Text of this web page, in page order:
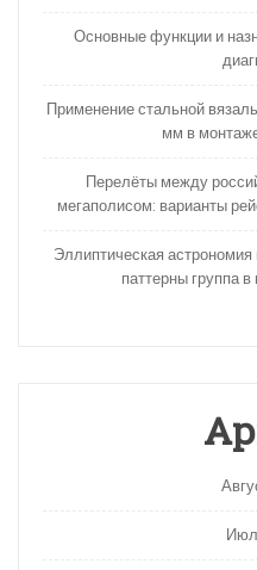
Основные функции и
Применение стальной
мм в
Перелёты между
мегаполисом: варианты
Эллиптическая
паттерны группа